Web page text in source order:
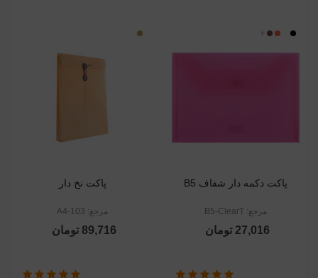
مشکی
بیقرمز
قهوه
+
پاکت دکمه دار شفاف B5
مرجع: B5-ClearT
27,016 تومان
کرم
پاکت نخ دار
مرجع: 103-A4
89,716 تومان